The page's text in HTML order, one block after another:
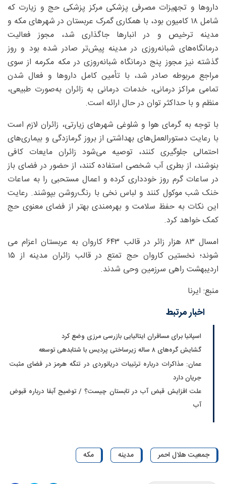
داروها و تجهیزات مصرفی پزشکی مرکز پزشکی حج و زیارت که
شامل ۱۸ کامیون بود، با همکاری گمرک عربستان در شهرهای مکه و
مدینه ترخیص و در انبارها جاگذاری شد، مجوز فعالیت
درمانگاه‌های شبانه‌روزی در مدینه پیش‌تر صادر شده بود و روز
گذشته نیز مجوز پنج درمانگاه شبانه‌روزی در مکه مکرمه از سوی
مراجع مربوطه صادر شد، با تأمین کامل داروها و فعال شدن
تمامی مراکز درمانی، خدمات درمانی به زائران به‌صورت طبیعی،
منظم و با حداکثر توان در حال ارائه است.
با توجه به گرمای هوا و شلوغی شهرهای زیارتی، زائران لازم است
با رعایت دستورالعمل‌های بهداشتی از بروز گرمازدگی و بیماری‌های
احتمالی جلوگیری کنند، توصیه می‌شود زائران مایعات کافی
بنوشند، از بطری آب شخصی استفاده کنند، از حضور در فضای باز
در ساعات گرم روز خودداری کرده و اعمال مستحبی را به ساعات
خنک شب موکول کنند و لباس نخی با رنگ‌روشن بپوشند. رعایت
این نکات به حفظ سلامت و بهره‌مندی بهتر از فضای معنوی حج
کمک خواهد کرد.
امسال ۸۳ هزار زائر در قالب ۶۴۳ کاروان به عربستان اعزام می
شوند؛ نخستین کاروان حج تمتع در قالب زائران مدینه از ۱۵
اردیبهشت راهی سرزمین وحی شدند.
منبع: ایرنا
اخبار مرتبط
اسپانیا برای مسافران ایتالیایی بازرسی مرزی وضع کرد
گشایش گره‌های ۸ ساله زیرساختی پردیس با شتابدهی توسعه
عمان: مذاکرات درباره ترتیبات دریانوردی در تنگه هرمز در فضای مثبت
جریان دارد
علت افزایش قبض آب در تابستان چیست؟ / توضیح آبفا درباره قبوض
آب
جمعیت هلال احمر مدینه مکه